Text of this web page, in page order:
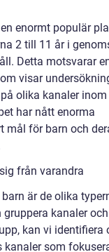
enormt populär
2 till 11 år i
Detta motsvarar
visar
olika kanaler
har nått enorma
mål för barn och
från varandra
är de olika
kanaler och
kan vi identifiera
kanaler som